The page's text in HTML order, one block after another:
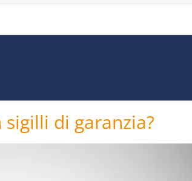
di garanzia?